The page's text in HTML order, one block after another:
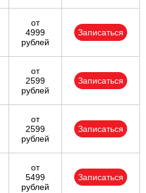
от
4999
рублей
Записаться
от
2599
рублей
Записаться
от
2599
рублей
Записаться
от
5499
рублей
Записаться